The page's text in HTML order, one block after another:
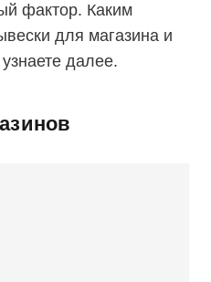
фактор. Каким
для магазина и
далее.